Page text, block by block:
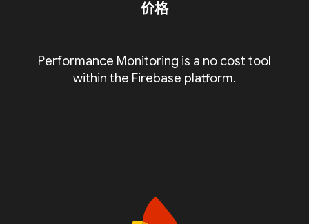
价格
Performance Monitoring is a no cost tool
within the Firebase platform.